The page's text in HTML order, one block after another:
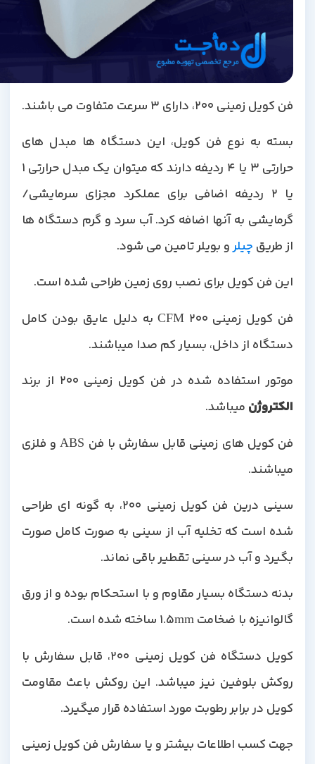
فن کویل زمینی 200، دارای 3 سرعت متفاوت می باشند.
بسته به نوع فن کویل، این دستگاه ها مبدل های
حرارتی 3 یا 4 ردیفه دارند که میتوان یک مبدل حرارتی 1
یا 2 ردیفه اضافی برای عملکرد مجزای سرمایشی/
گرمایشی به آنها اضافه کرد. آب سرد و گرم دستگاه ها
از طریقچیلر و بویلر تامین می شود.
این فن کویل برای نصب روی زمین طراحی شده است.
فن کویل زمینی 200 CFM به دلیل عایق بودن کامل
دستگاه از داخل، بسیار کم صدا میباشند.
موتور استفاده شده در فن کویل زمینی 200 از برند
الکتروژنمیباشد.
فن کویل های زمینی قابل سفارش با فن ABS و فلزی
میباشند.
سینی درین فن کویل زمینی 200، به گونه ای طراحی
شده است که تخلیه آب از سینی به صورت کامل صورت
بگیرد و آب در سینی تقطیر باقی نماند.
بدنه دستگاه بسیار مقاوم و با استحکام بوده و از ورق
گالوانیزه با ضخامت 1.5mm ساخته شده است.
کویل دستگاه فن کویل زمینی 200، قابل سفارش با
روکش بلوفین نیز میباشد. این روکش باعث مقاومت
کویل در برابر رطوبت مورد استفاده قرار میگیرد.
جهت کسب اطلاعات بیشتر و یا سفارش فن کویل زمینی